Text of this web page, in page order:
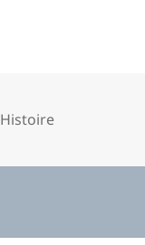
Catégories
Histoire